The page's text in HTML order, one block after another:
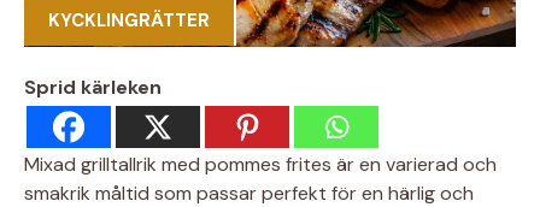
KYCKLINGRÄTTER
Sprid kärleken
Mixad grilltallrik med pommes frites är en varierad och
smakrik måltid som passar perfekt för en härlig och